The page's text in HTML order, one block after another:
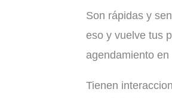
Son rápidas y
eso y vuelve tus
agendamiento
Tienen